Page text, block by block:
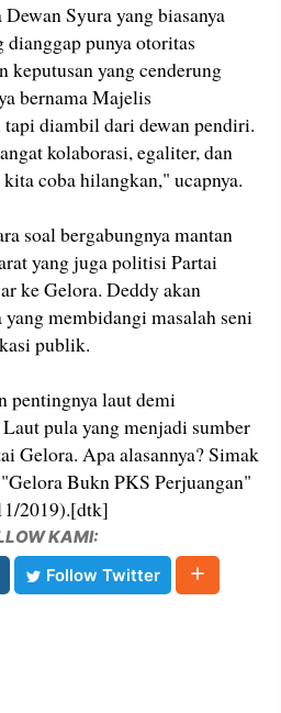
Syura yang biasanya
punya otoritas
keputusan yang cenderung
bernama Majelis
tapi diambil dari dewan pendiri.
kolaborasi, egaliter, dan
coba hilangkan," ucapnya.
soal bergabungnya mantan
yang juga politisi Partai
ke Gelora. Deddy akan
membidangi masalah seni
publik.
pentingnya laut demi
pula yang menjadi sumber
Gelora. Apa alasannya? Simak
Bukn PKS Perjuangan"
2019).[dtk]
KAMI:
Follow Twitter